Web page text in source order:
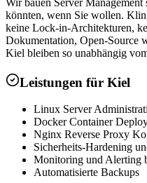
könnten, wenn Sie wollen.
keine Lock-in-Architekturen,
Dokumentation, Open-Source
Kiel bleiben so unabhängig
Leistungen für Kiel
Linux Server
Docker Container
Nginx Reverse Proxy
Sicherheits-Hardening
Monitoring und Alerting
Automatisierte Backups